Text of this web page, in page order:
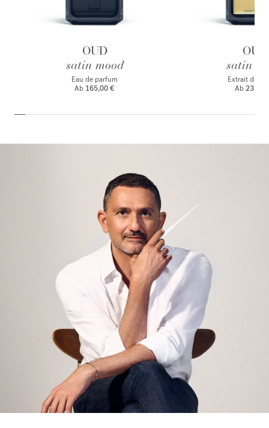
OUD
satin mood
Eau de parfum
Ab 165,00 €
OUD
satin
Extrait de
Ab